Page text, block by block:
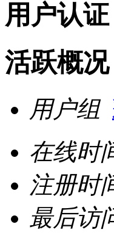
用户认证
活跃概况
用户组
在线时
注册时
最后访